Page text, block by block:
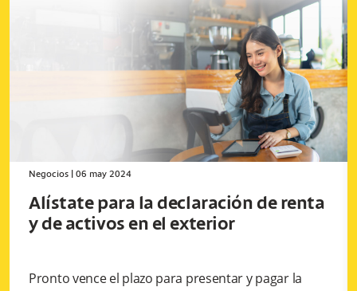
Negocios 06 may 2024
Alístate para la declaración de renta
y de activos en el exterior
Pronto vence el plazo para presentar y pagar la